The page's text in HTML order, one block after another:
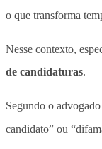
o que transforma
Nesse contexto,
de candidaturas.
Segundo o
candidato” ou